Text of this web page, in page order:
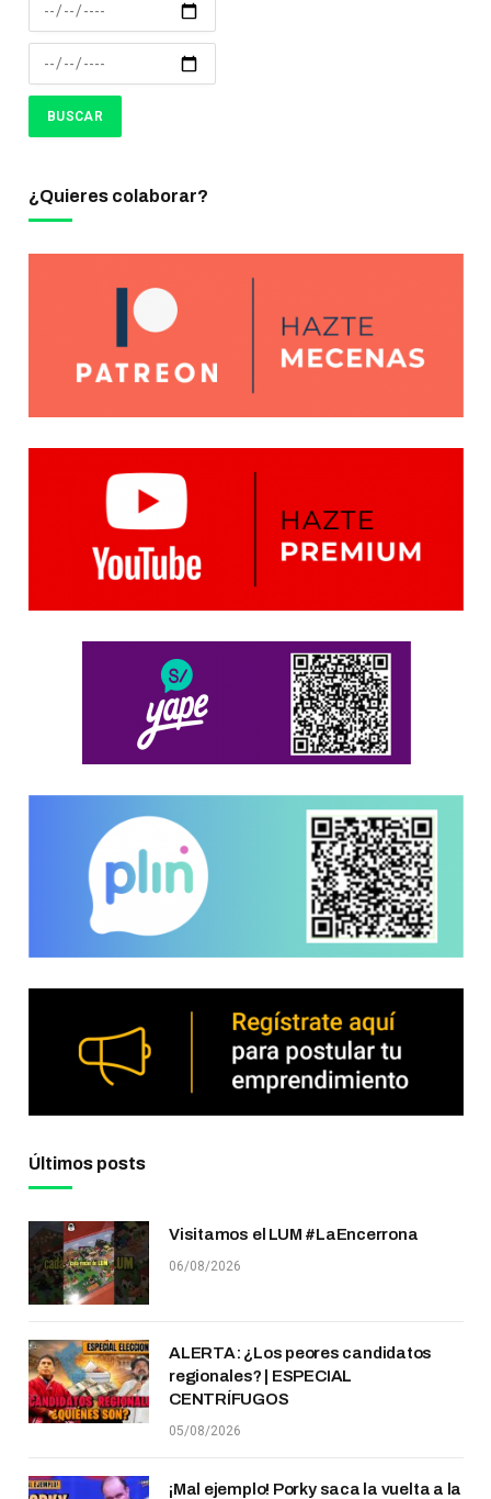
¿Quieres colaborar?
Últimos posts
Visitamos el LUM #LaEncerrona
06/08/2026
ALERTA: ¿Los peores candidatos
regionales? | ESPECIAL
CENTRÍFUGOS
05/08/2026
¡Mal ejemplo! Porky saca la vuelta a la